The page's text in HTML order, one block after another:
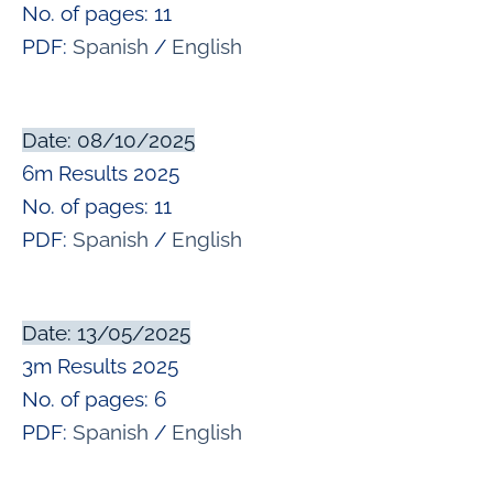
No. of pages: 11
PDF: Spanish / English
Date: 08/10/2025
6m Results 2025
No. of pages: 11
PDF: Spanish / English
Date: 13/05/2025
3m Results 2025
No. of pages: 6
PDF: Spanish / English